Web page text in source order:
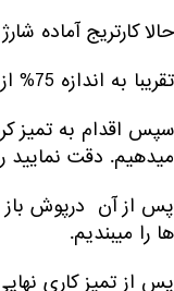
حالا کارتریج آماده
تقریبا به اندازه 75% از ضرفیت مخزن کارتریج را پر میکنیم .
سپس اقدام به تمیز
میدهیم. دقت
پس از آن درپوش باز
ها را میبندیم.
پس از تمیز کاری